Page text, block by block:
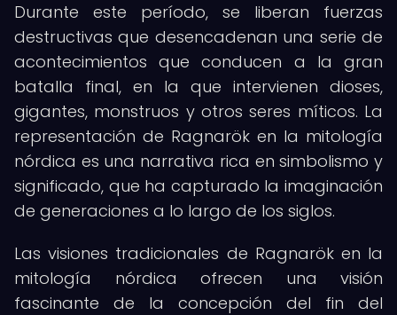
Durante este período, se liberan fuerzas
destructivas que desencadenan una serie de
acontecimientos que conducen a la gran
batalla final, en la que intervienen dioses,
gigantes, monstruos y otros seres míticos. La
representación de Ragnarök en la mitología
nórdica es una narrativa rica en simbolismo y
significado, que ha capturado la imaginación
de generaciones a lo largo de los siglos.
Las visiones tradicionales de Ragnarök en la
mitología nórdica ofrecen una visión
fascinante de la concepción del fin del